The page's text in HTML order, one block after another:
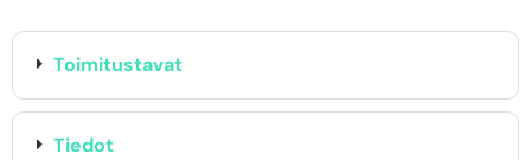
Toimitustavat
Tiedot